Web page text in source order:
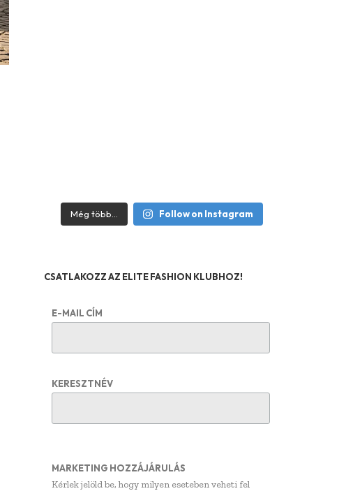
Még több... Follow on Instagram
CSATLAKOZZ AZ ELITE FASHION KLUBHOZ!
E-MAIL CÍM
KERESZTNÉV
MARKETING HOZZÁJÁRULÁS
Kérlek jelöld be, hogy milyen eseteben veheti fel